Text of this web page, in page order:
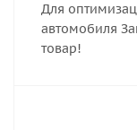
Для
автомобиля
товар!